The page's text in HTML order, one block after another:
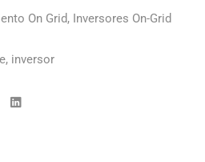
On Grid, Inversores On-Grid
, inversor